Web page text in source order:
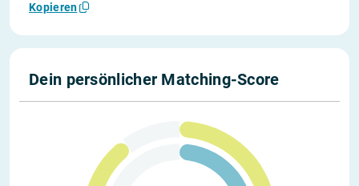
Kopieren
Dein persönlicher Matching-Score